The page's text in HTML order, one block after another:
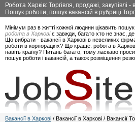
Робота Харків: Торгівля, продажі, закупівлі -
Пошук роботи, пошук вакансій в рубриці
Мінімум раз в житті кожної людини цікавить
робота в Харковіє завжди, багато хто не знає, де
Що вибрати - вакансії в Харкові в невеликих
роботи в корпораціях? Що краще: робота в
навіть країну? Питань багато, тому ласкаво
пошук роботи і вакансій, а також розміщення
Вакансії в Харкові / Вакансії в Харкові / Вакансії